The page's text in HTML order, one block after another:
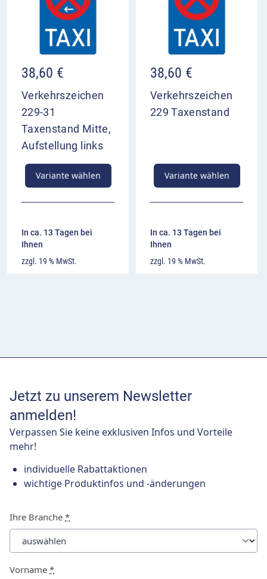
38,60 €
Verkehrszeichen
229-31
Taxenstand Mitte,
Aufstellung links
Variante wählen
In ca. 13 Tagen bei
Ihnen
zzgl. 19 % MwSt.
38,60 €
Verkehrszeichen
229 Taxenstand
Variante wählen
In ca. 13 Tagen bei
Ihnen
zzgl. 19 % MwSt.
Jetzt zu unserem Newsletter
anmelden!
Verpassen Sie keine exklusiven Infos und Vorteile
mehr!
individuelle Rabattaktionen
wichtige Produktinfos und -änderungen
Ihre Branche *
Vorname *